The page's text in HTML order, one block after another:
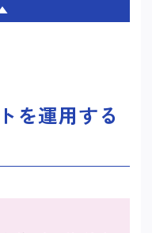
を運用する